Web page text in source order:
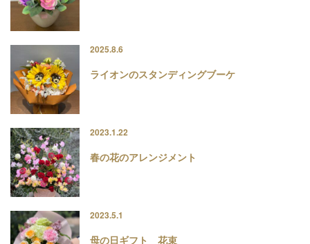
2025.8.6
ライオンのスタンディングブーケ
2023.1.22
春の花のアレンジメント
2023.5.1
母の日ギフト 花束